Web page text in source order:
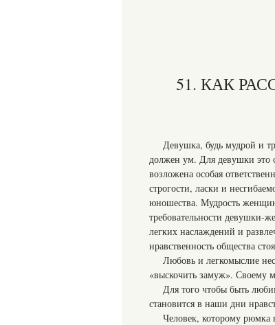
51. КАК
Девушка, будь мудрой и
должен ум. Для девушки это
возложена особая
строгости, ласки и
юношества. Мудрость
требовательности
легких наслаждений и
нравственность общества
Любовь и легкомыслие
«выскочить замуж». Своему
Для того чтобы быть
становится в наши дни
Человек, которому рюмка